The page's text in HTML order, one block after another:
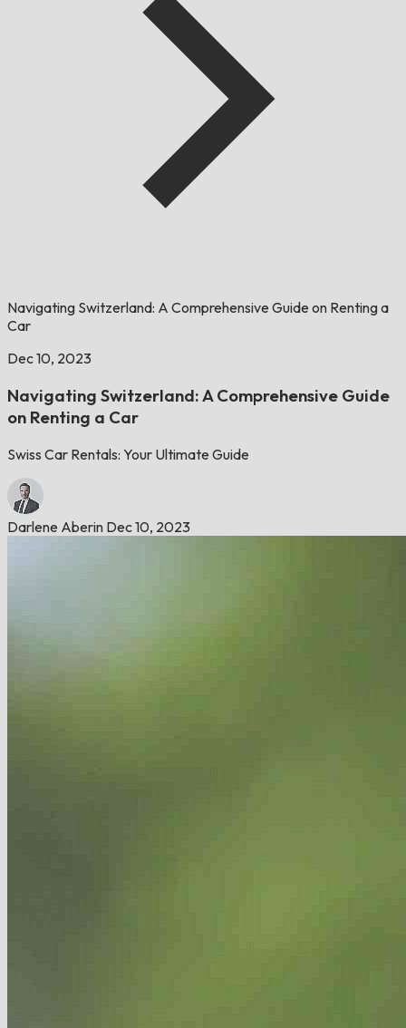
Navigating Switzerland: A Comprehensive Guide on Renting a
Car
Dec 10, 2023
Navigating Switzerland: A Comprehensive Guide
on Renting a Car
Swiss Car Rentals: Your Ultimate Guide
Darlene Aberin Dec 10, 2023